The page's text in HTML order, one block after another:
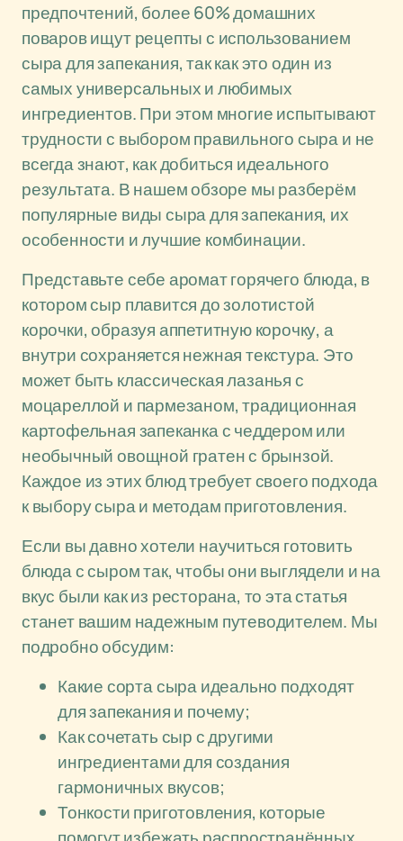
предпочтений, более 60% домашних
поваров ищут рецепты с использованием
сыра для запекания, так как это один из
самых универсальных и любимых
ингредиентов. При этом многие испытывают
трудности с выбором правильного сыра и не
всегда знают, как добиться идеального
результата. В нашем обзоре мы разберём
популярные виды сыра для запекания, их
особенности и лучшие комбинации.
Представьте себе аромат горячего блюда, в
котором сыр плавится до золотистой
корочки, образуя аппетитную корочку, а
внутри сохраняется нежная текстура. Это
может быть классическая лазанья с
моцареллой и пармезаном, традиционная
картофельная запеканка с чеддером или
необычный овощной гратен с брынзой.
Каждое из этих блюд требует своего подхода
к выбору сыра и методам приготовления.
Если вы давно хотели научиться готовить
блюда с сыром так, чтобы они выглядели и на
вкус были как из ресторана, то эта статья
станет вашим надежным путеводителем. Мы
подробно обсудим:
Какие сорта сыра идеально подходят
для запекания и почему;
Как сочетать сыр с другими
ингредиентами для создания
гармоничных вкусов;
Тонкости приготовления, которые